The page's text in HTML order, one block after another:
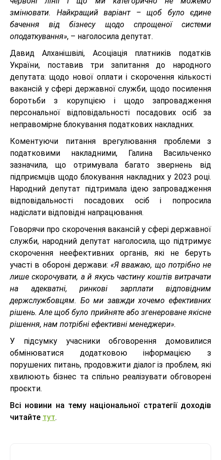
змінювати. Найкращий варіант – щоб було єдине
бачення від бізнесу щодо спрощеної системи
оподаткування», – наголосила депутат.
Давид Алханішвілі, Асоціація платників податків
України, поставив три запитання до народного
депутата: щодо нової оплати і скорочення кількості
вакансій у сфері державної служби, щодо посилення
боротьби з корупцією і щодо запровадження
персональної відповідальності посадових осіб за
неправомірне блокування податкових накладних.
Коментуючи питання врегулювання проблеми з
податковими накладними, Галина Васильченко
зазначила, що отримувала багато звернень від
підприємців щодо блокування накладних у 2023 році.
Народний депутат підтримала ідею запровадження
відповідальності посадових осіб і попросила
надіслати відповідні напрацювання.
Говорячи про скорочення вакансій у сфері державної
служби, народний депутат наголосила, що підтримує
скорочення неефективних органів, які не беруть
участі в обороні держави: «Я вважаю, що потрібно не
лише скорочувати, а й якусь частину коштів витрачати
на адекватні, ринкові зарплати відповідним
держслужбовцям. Бо ми завжди хочемо ефективних
рішень. Але щоб було прийняте або згенероване якісне
рішення, нам потрібні ефективні менеджери».
У підсумку учасники обговорення домовилися
обмінюватися додатковою інформацією з
порушених питань, продовжити діалог із проблем, які
хвилюють бізнес та спільно реалізувати обговорені
проєкти.
Всі новини на тему національної стратегії доходів
читайте тут.